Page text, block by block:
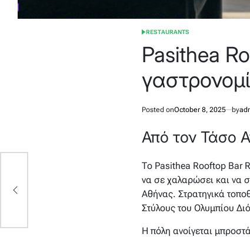
POSTED
RESTAURANTS
Pasithea
Posted onOctober 8, 2025 by
Από τον Τάσο
Το Pasithea Rooftop Bar
να σε χαλαρώσει και να
Αθήνας. Στρατηγικά
Στύλους του Ολυμπίου
Η πόλη ανοίγεται